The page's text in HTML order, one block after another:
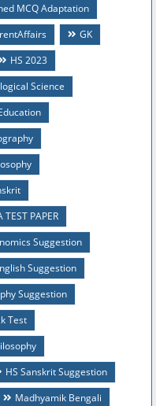
MCQ Adaptation
GK
HS 2023
Science
TEST PAPER
Suggestion
Suggestion
Suggestion
Test
HS Sanskrit Suggestion
Madhyamik Bengali